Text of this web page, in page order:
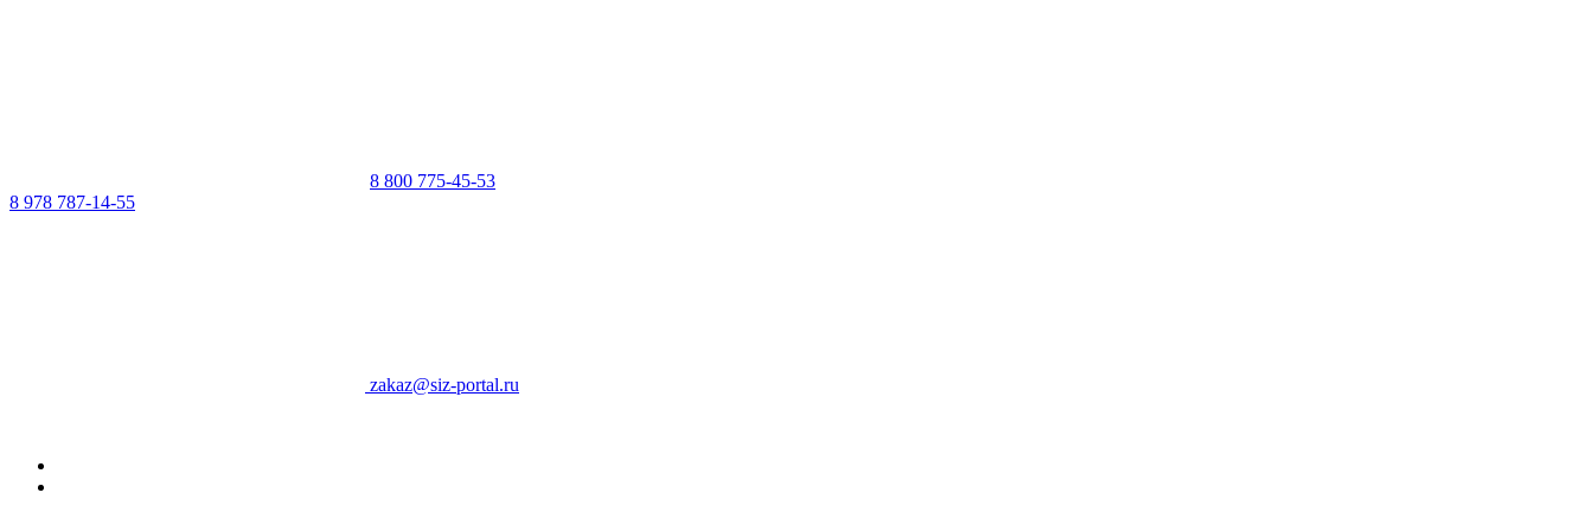
8 800 775-45-53
8 978 787-14-55
zakaz@siz-portal.ru